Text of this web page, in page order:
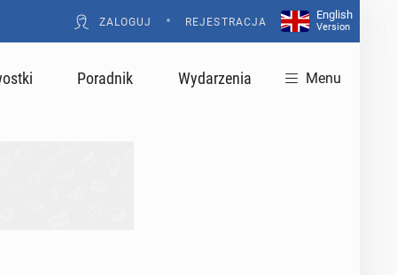
ZALOGUJ • REJESTRACJA
English
Version
Poradnik Wydarzenia Menu